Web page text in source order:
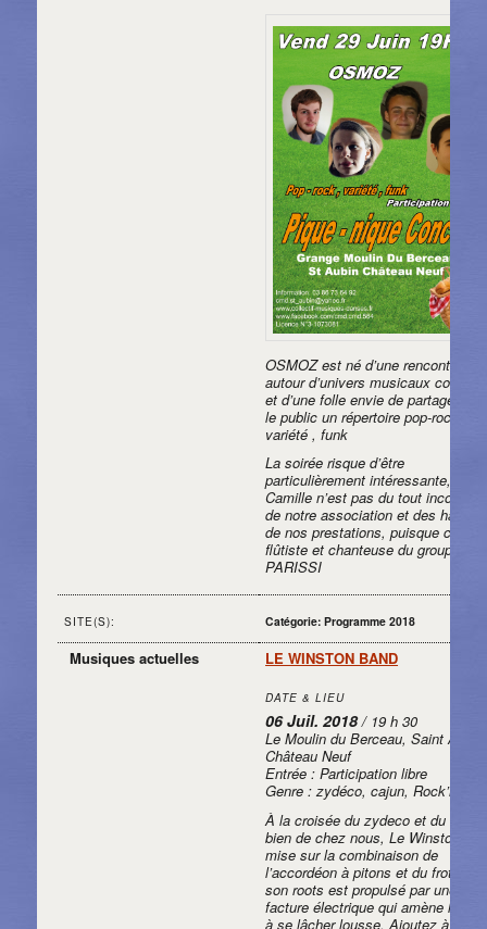
OSMOZ est né d’une rencontre
autour d’univers musicaux
et d’une folle envie de partager
le public un répertoire pop-rock ,
variété , funk
La soirée risque d’être
particulièrement intéressante, car
Camille n’est pas du tout inconnue
de notre association et des
de nos prestations, puisque c’est
flûtiste et chanteuse du groupe
PARISSI
SITE(S): Catégorie: Programme 2018
Musiques actuelles LE WINSTON BAND
DATE & LIEU
06 Juil. 2018/ 19 h 30
Le Moulin du Berceau, Saint Aubin
Château Neuf
Entrée : Participation libre
Genre : zydéco, cajun, Rock’n Roll
À la croisée du zydeco et du
bien de chez nous, Le Winston
mise sur la combinaison de
l’accordéon à pitons et du frottoir.
son roots est propulsé par une
facture électrique qui amène la
à se lâcher lousse. Ajoutez à ça